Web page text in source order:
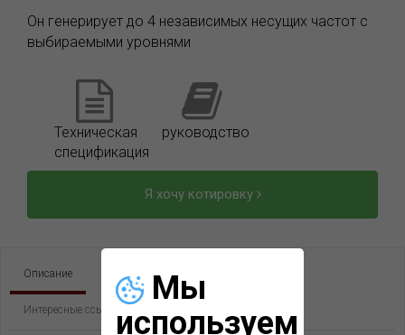
Мы
используем
Он генерирует до 4 независимых несущих частот с
выбираемыми уровнями
Техническая
спецификация
руководство
Я хочу котировку
Описание Спецификация
Интересные ссылки